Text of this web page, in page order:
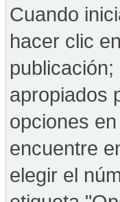
Cuando
hacer clic
apropiados
opciones
encuentre
elegir el